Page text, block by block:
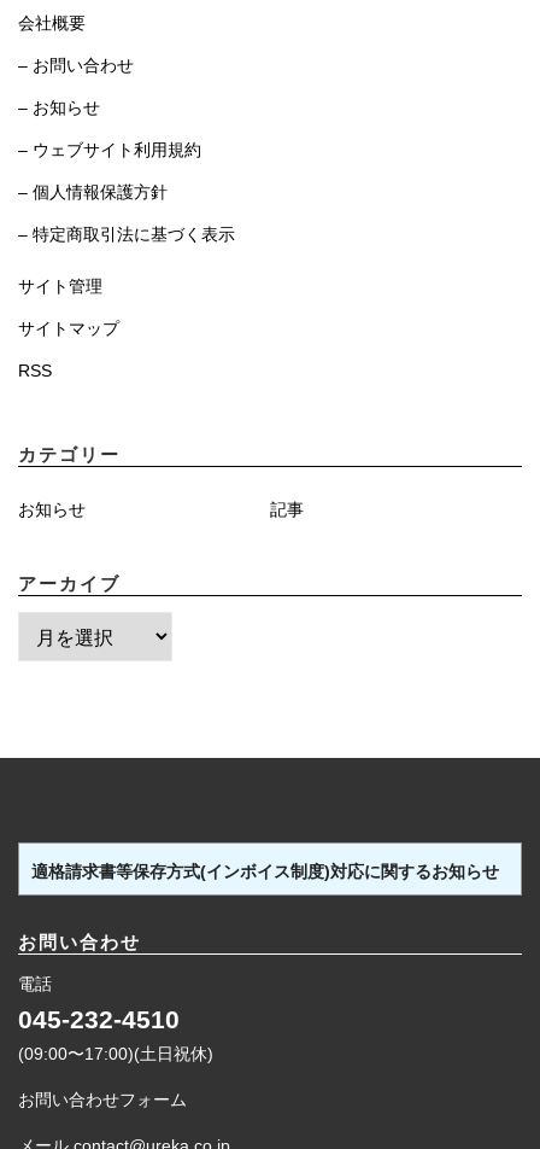
会社概要
– お問い合わせ
– お知らせ
– ウェブサイト利用規約
– 個人情報保護方針
– 特定商取引法に基づく表示
サイト管理
サイトマップ
RSS
カテゴリー
お知らせ 記事
アーカイブ
ー
ブ
適格請求書等保存方式(インボイス制度)対応に関するお知らせ
お問い合わせ
電話
045-232-4510
(09:00〜17:00)(土日祝休)
お問い合わせフォーム